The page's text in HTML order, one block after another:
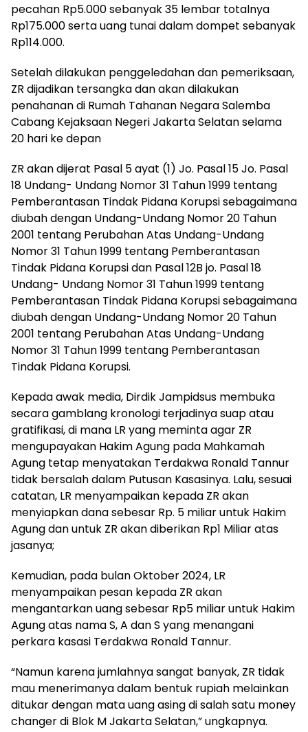
pecahan Rp5.000 sebanyak 35 lembar totalnya
Rp175.000 serta uang tunai dalam dompet sebanyak
Rp114.000.
Setelah dilakukan penggeledahan dan pemeriksaan,
ZR dijadikan tersangka dan akan dilakukan
penahanan di Rumah Tahanan Negara Salemba
Cabang Kejaksaan Negeri Jakarta Selatan selama
20 hari ke depan
ZR akan dijerat Pasal 5 ayat (1) Jo. Pasal 15 Jo. Pasal
18 Undang- Undang Nomor 31 Tahun 1999 tentang
Pemberantasan Tindak Pidana Korupsi sebagaimana
diubah dengan Undang-Undang Nomor 20 Tahun
2001 tentang Perubahan Atas Undang-Undang
Nomor 31 Tahun 1999 tentang Pemberantasan
Tindak Pidana Korupsi dan Pasal 12B jo. Pasal 18
Undang- Undang Nomor 31 Tahun 1999 tentang
Pemberantasan Tindak Pidana Korupsi sebagaimana
diubah dengan Undang-Undang Nomor 20 Tahun
2001 tentang Perubahan Atas Undang-Undang
Nomor 31 Tahun 1999 tentang Pemberantasan
Tindak Pidana Korupsi.
Kepada awak media, Dirdik Jampidsus membuka
secara gamblang kronologi terjadinya suap atau
gratifikasi, di mana LR yang meminta agar ZR
mengupayakan Hakim Agung pada Mahkamah
Agung tetap menyatakan Terdakwa Ronald Tannur
tidak bersalah dalam Putusan Kasasinya. Lalu, sesuai
catatan, LR menyampaikan kepada ZR akan
menyiapkan dana sebesar Rp. 5 miliar untuk Hakim
Agung dan untuk ZR akan diberikan Rp1 Miliar atas
jasanya;
Kemudian, pada bulan Oktober 2024, LR
menyampaikan pesan kepada ZR akan
mengantarkan uang sebesar Rp5 miliar untuk Hakim
Agung atas nama S, A dan S yang menangani
perkara kasasi Terdakwa Ronald Tannur.
“Namun karena jumlahnya sangat banyak, ZR tidak
mau menerimanya dalam bentuk rupiah melainkan
ditukar dengan mata uang asing di salah satu money
changer di Blok M Jakarta Selatan,” ungkapnya.